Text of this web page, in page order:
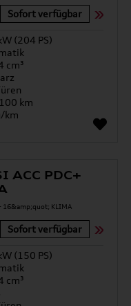
Sofort verfügbar
(204 PS)
cm³
km
km
ACC PDC+
Sofort verfügbar
(150 PS)
cm³